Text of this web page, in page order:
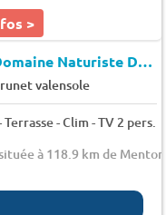
>
Camping Domaine Naturiste Du Petit Arlane (Valensole à 1 km)
valensole
- Clim - TV 2 pers.
à 118.9 km de Menton